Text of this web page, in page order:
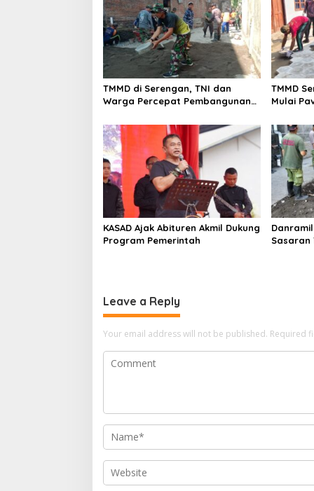
TMMD di Serengan, TNI dan
Warga Percepat Pembangunan
TMMD
Mulai
KASAD Ajak Abituren Akmil Dukung
Program Pemerintah
Sasaran
Leave a Reply
Your email address will not be published. Required